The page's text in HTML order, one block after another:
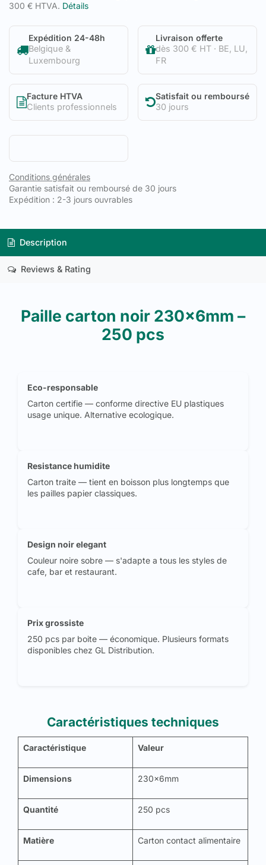
300 € HTVA. Détails
Expédition 24-48h
Belgique &
Luxembourg
Livraison offerte
dès 300 € HT · BE, LU,
FR
Facture HTVA
Clients professionnels
Satisfait ou remboursé
30 jours
Conditions générales
Garantie satisfait ou remboursé de 30 jours
Expédition : 2-3 jours ouvrables
Description
Reviews & Rating
Paille carton noir 230x6mm –
250 pcs
Eco-responsable
Carton certifie — conforme directive EU plastiques
usage unique. Alternative ecologique.
Resistance humidite
Carton traite — tient en boisson plus longtemps que
les pailles papier classiques.
Design noir elegant
Couleur noire sobre — s'adapte a tous les styles de
cafe, bar et restaurant.
Prix grossiste
250 pcs par boite — économique. Plusieurs formats
disponibles chez GL Distribution.
Caractéristiques techniques
Caractéristique Valeur
Dimensions 230x6mm
Quantité 250 pcs
Matière Carton contact alimentaire